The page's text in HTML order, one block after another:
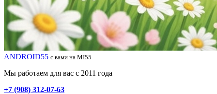
ANDROID55 с вами на MI55
Мы работаем для вас с 2011 года
+7 (908) 312-07-63